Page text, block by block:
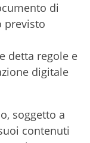
di
previsto
detta regole e
digitale
soggetto a
contenuti